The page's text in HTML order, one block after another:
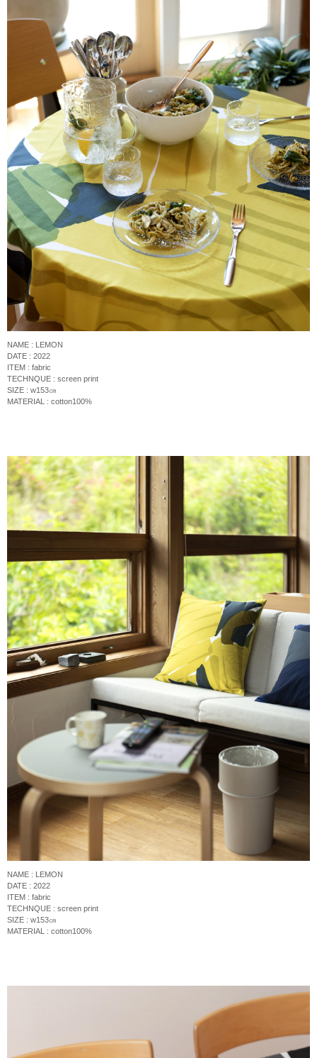
NAME : LEMON
DATE : 2022
ITEM : fabric
TECHNQUE : screen print
SIZE : w153㎝
MATERIAL : cotton100%
NAME : LEMON
DATE : 2022
ITEM : fabric
TECHNQUE : screen print
SIZE : w153㎝
MATERIAL : cotton100%